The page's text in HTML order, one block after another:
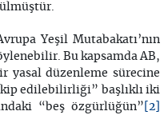
Yeşil Mutabakatı’nın
Bu kapsamda AB,
yasal düzenleme sürecine
edilebilirliği” başlıklı iki
“beş özgürlüğün” [2]